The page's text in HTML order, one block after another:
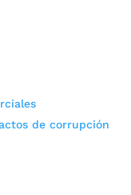
de corrupción
FEST 2025